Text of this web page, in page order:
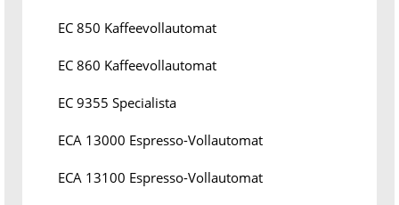
EC 850 Kaffeevollautomat
EC 860 Kaffeevollautomat
EC 9355 Specialista
ECA 13000 Espresso-Vollautomat
ECA 13100 Espresso-Vollautomat